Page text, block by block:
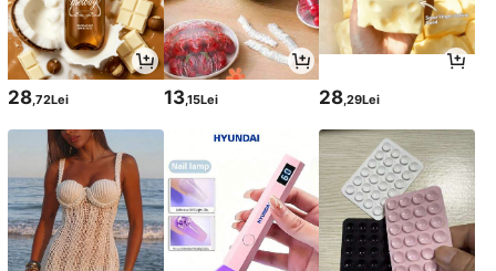
28,72Lei 13,15Lei 28,29Lei